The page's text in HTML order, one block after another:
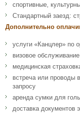
спортивные,
Стандартный заезд:
Дополнительно
услуги «Канцлер» по
визовое
медицинская
встреча или проводы
запросу
аренда сумки для
доставка документов